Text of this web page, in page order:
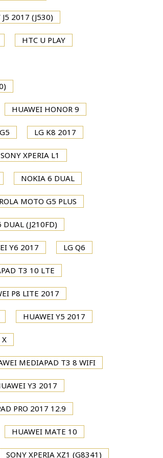
J5 2017 (J530)
HTC U PLAY
HUAWEI HONOR 9
LG K8 2017
SONY XPERIA L1
NOKIA 6 DUAL
MOTO G5 PLUS
DUAL (J210FD)
Y6 2017 LG Q6
T3 10 LTE
P8 LITE 2017
HUAWEI Y5 2017
X
MEDIAPAD T3 8 WIFI
Y3 2017
PRO 2017 12.9
HUAWEI MATE 10
SONY XPERIA XZ1 (G8341)